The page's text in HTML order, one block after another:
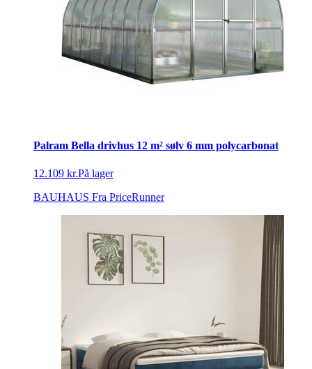
Palram Bella drivhus 12 m² sølv 6 mm polycarbonat
12.109 kr.På lager
BAUHAUS Fra PriceRunner